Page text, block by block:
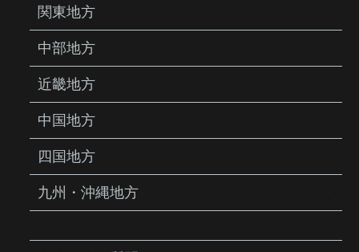
関東地方
中部地方
近畿地方
中国地方
四国地方
九州・沖縄地方
PRODUCTS